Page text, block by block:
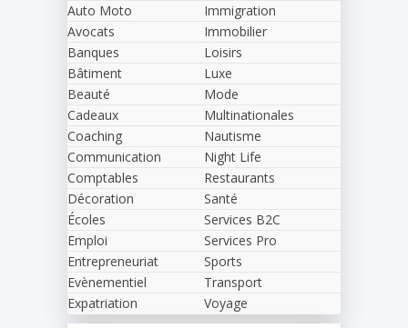
Auto Moto
Avocats
Banques
Bâtiment
Beauté
Cadeaux
Coaching
Communication
Comptables
Décoration
Écoles
Emploi
Entrepreneuriat
Evènementiel
Expatriation
Immigration
Immobilier
Loisirs
Luxe
Mode
Multinationales
Nautisme
Night Life
Restaurants
Santé
Services B2C
Services Pro
Sports
Transport
Voyage